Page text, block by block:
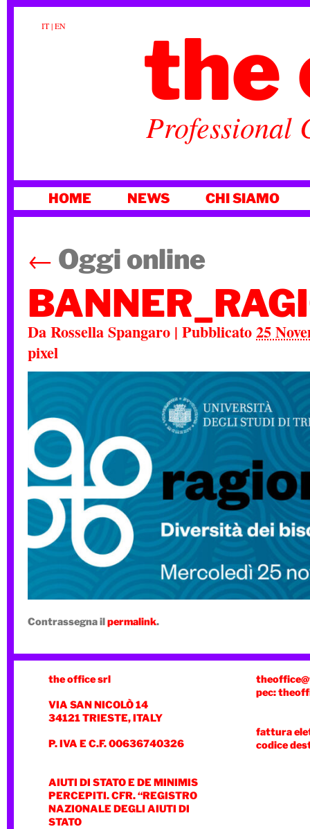
IT|EN the
Professional
AL
HOME NEWS CHI SIAMO
← Oggi online
DaRossella Spangaro | Pubblicato25
pixel
Contrassegna ilpermalink.
the office srl
VIA SAN NICOLÒ 14
34121 TRIESTE, ITALY
P. IVA E C.F. 00636740326
AIUTI DI STATO E DE MINIMIS
PERCEPITI. CFR. “REGISTRO
NAZIONALE DEGLI AIUTI DI
STATO
pec:
fattura
codice